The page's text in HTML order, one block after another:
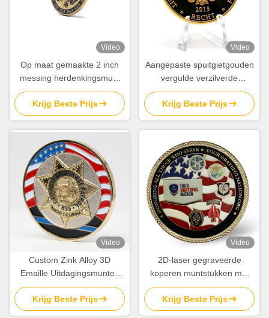
Video
Op maat gemaakte 2 inch
messing herdenkingsmunt
met zachte emaille voor de
USA Navy Challenge
verzamelobject
Krijg Beste Prijs
Video
Aangepaste spuitgietgouden
vergulde verzilverde
uitdagingsmunt
souvenirmunt met
aangepast logo
Krijg Beste Prijs
Video
Custom Zink Alloy 3D
Emaille Uitdagingsmunten
met gepersonaliseerd logo
voor souvenirs en
herdenkingsfeesten
Krijg Beste Prijs
Video
2D-laser gegraveerde
koperen muntstukken met
een aangepast logo voor
souvenirs en
herdenkingsfeesten
Krijg Beste Prijs